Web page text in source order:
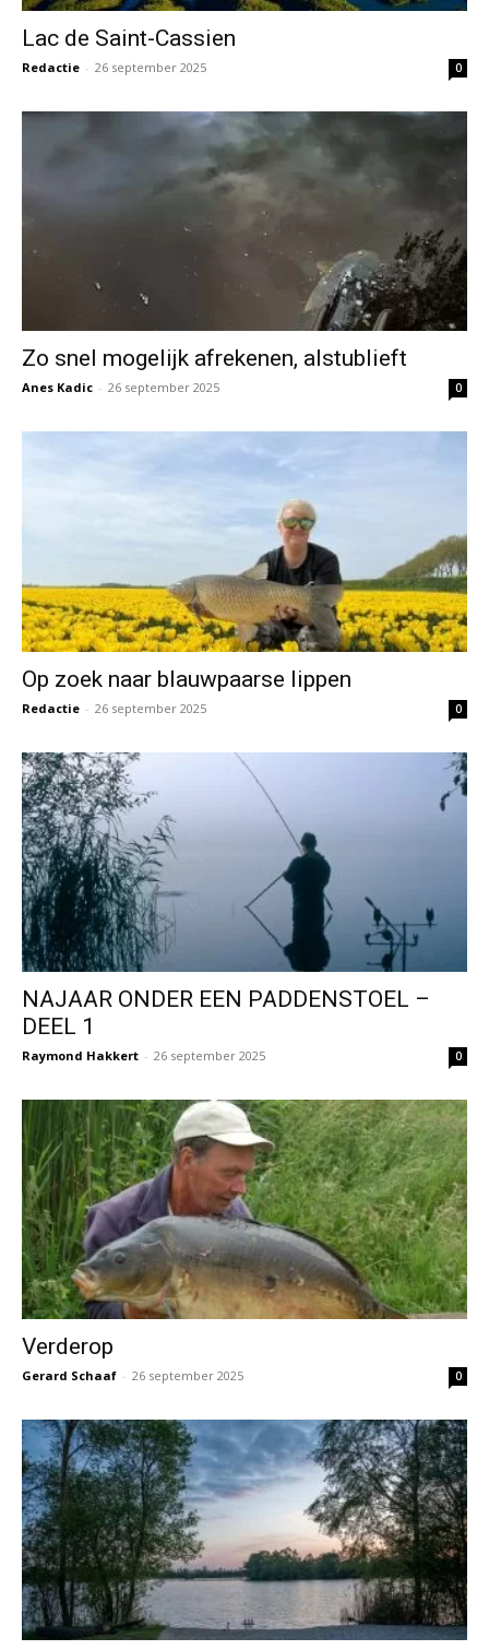
Lac de Saint-Cassien
Redactie - 26 september 2025 0
Zo snel mogelijk afrekenen, alstublieft
Anes Kadic - 26 september 2025 0
Op zoek naar blauwpaarse lippen
Redactie - 26 september 2025 0
NAJAAR ONDER EEN PADDENSTOEL –
DEEL 1
Raymond Hakkert - 26 september 2025 0
Verderop
Gerard Schaaf - 26 september 2025 0